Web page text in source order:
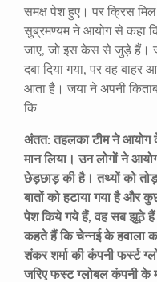
समक्ष पेश हुए। पर क्रिस मिल
सुब्रमण्यम ने आयोग से कहा
जाए, जो इस केस से जुड़े हैं।
दबा दिया गया, पर वह
आता है। जया ने अपनी
कि
अंतत: तहलका टीम ने
मान लिया। उन लोगों ने
छेड़छाड़ की है। तथ्यों को
बातों को हटाया गया है और
पेश किये गये हैं,वह सब झूठे
कहते हैं कि चेन्नई के हवाला
शंकर शर्मा की कंपनी फर्स्ट
जरिए फस्ट ग्लोबल कंपनी के